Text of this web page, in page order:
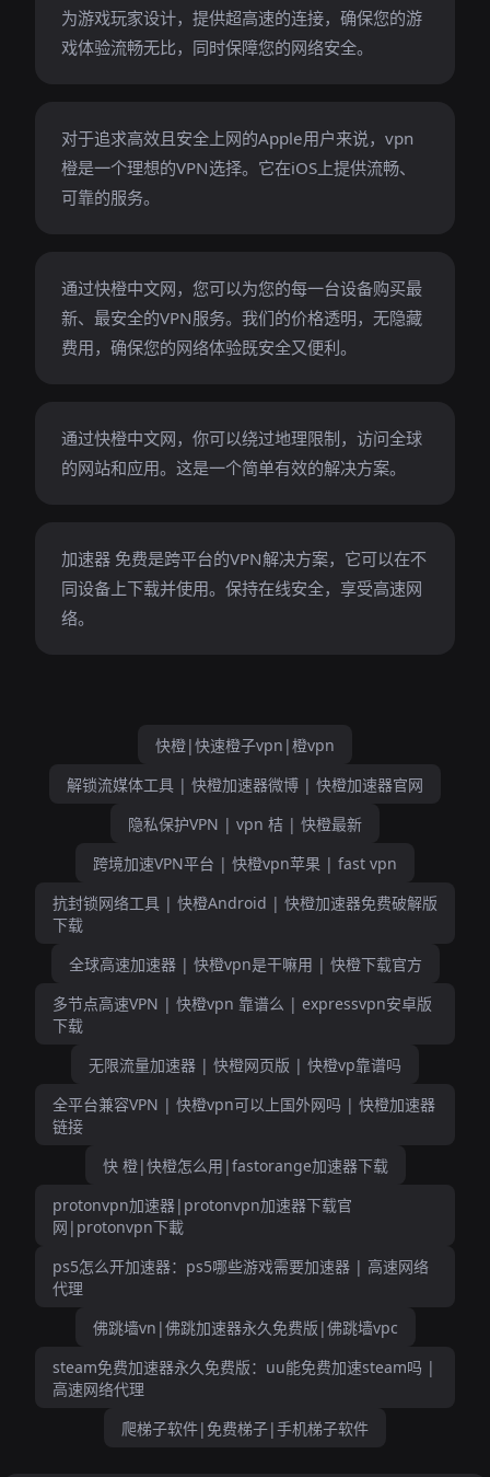
为游戏玩家设计，提供超高速的连接，确保您的游
戏体验流畅无比，同时保障您的网络安全。
对于追求高效且安全上网的Apple用户来说，vpn
橙是一个理想的VPN选择。它在iOS上提供流畅、
可靠的服务。
通过快橙中文网，您可以为您的每一台设备购买最
新、最安全的VPN服务。我们的价格透明，无隐藏
费用，确保您的网络体验既安全又便利。
通过快橙中文网，你可以绕过地理限制，访问全球
的网站和应用。这是一个简单有效的解决方案。
加速器 免费是跨平台的VPN解决方案，它可以在不
同设备上下载并使用。保持在线安全，享受高速网
络。
快橙|快速橙子vpn|橙vpn
解锁流媒体工具 | 快橙加速器微博 | 快橙加速器官网
隐私保护VPN | vpn 桔 | 快橙最新
跨境加速VPN平台 | 快橙vpn苹果 | fast vpn
抗封锁网络工具 | 快橙Android | 快橙加速器免费破解版
下载
全球高速加速器 | 快橙vpn是干嘛用 | 快橙下载官方
多节点高速VPN | 快橙vpn 靠谱么 | expressvpn安卓版
下载
无限流量加速器 | 快橙网页版 | 快橙vp靠谱吗
全平台兼容VPN | 快橙vpn可以上国外网吗 | 快橙加速器
链接
快 橙|快橙怎么用|fastorange加速器下载
protonvpn加速器|protonvpn加速器下载官
网|protonvpn下載
ps5怎么开加速器：ps5哪些游戏需要加速器 | 高速网络
代理
佛跳墙vn|佛跳加速器永久免费版|佛跳墙vpc
steam免费加速器永久免费版：uu能免费加速steam吗 |
高速网络代理
爬梯子软件|免费梯子|手机梯子软件